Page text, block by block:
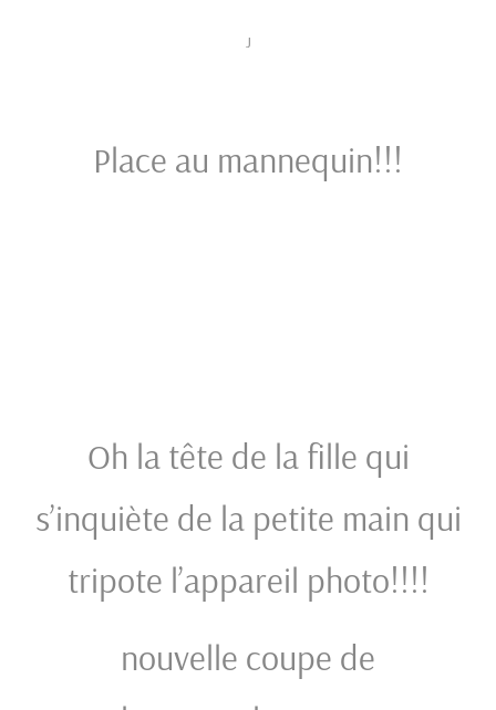
J
Place au mannequin!!!
Oh la tête de la fille qui
s’inquiète de la petite main qui
tripote l’appareil photo!!!!
nouvelle coupe de